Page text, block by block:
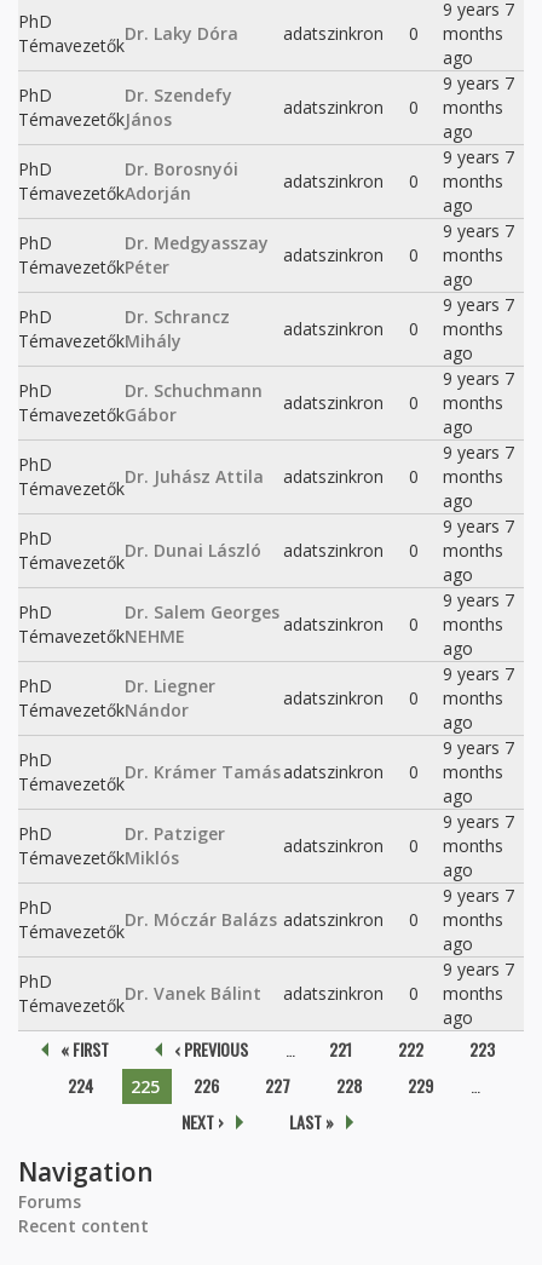
PhD
Témavezetők
Dr. Laky Dóra adatszinkron 0
9 years 7
months
ago
PhD
Témavezetők
Dr. Szendefy
János
adatszinkron 0
9 years 7
months
ago
PhD
Témavezetők
Dr. Borosnyói
Adorján
adatszinkron 0
9 years 7
months
ago
PhD
Témavezetők
Dr. Medgyasszay
Péter
adatszinkron 0
9 years 7
months
ago
PhD
Témavezetők
Dr. Schrancz
Mihály
adatszinkron 0
9 years 7
months
ago
PhD
Témavezetők
Dr. Schuchmann
Gábor
adatszinkron 0
9 years 7
months
ago
PhD
Témavezetők
Dr. Juhász Attila adatszinkron 0
9 years 7
months
ago
PhD
Témavezetők
Dr. Dunai László adatszinkron 0
9 years 7
months
ago
PhD
Témavezetők
Dr. Salem Georges
NEHME
adatszinkron 0
9 years 7
months
ago
PhD
Témavezetők
Dr. Liegner
Nándor
adatszinkron 0
9 years 7
months
ago
PhD
Témavezetők
Dr. Krámer Tamásadatszinkron 0
9 years 7
months
ago
PhD
Témavezetők
Dr. Patziger
Miklós
adatszinkron 0
9 years 7
months
ago
PhD
Témavezetők
Dr. Móczár Balázs adatszinkron 0
9 years 7
months
ago
PhD
Témavezetők
Dr. Vanek Bálint adatszinkron 0
9 years 7
months
ago
Pages
« FIRST ‹ PREVIOUS 221 222
223
224
225 226 227 228 229
NEXT ›
LAST »
Navigation
Forums
Recent content